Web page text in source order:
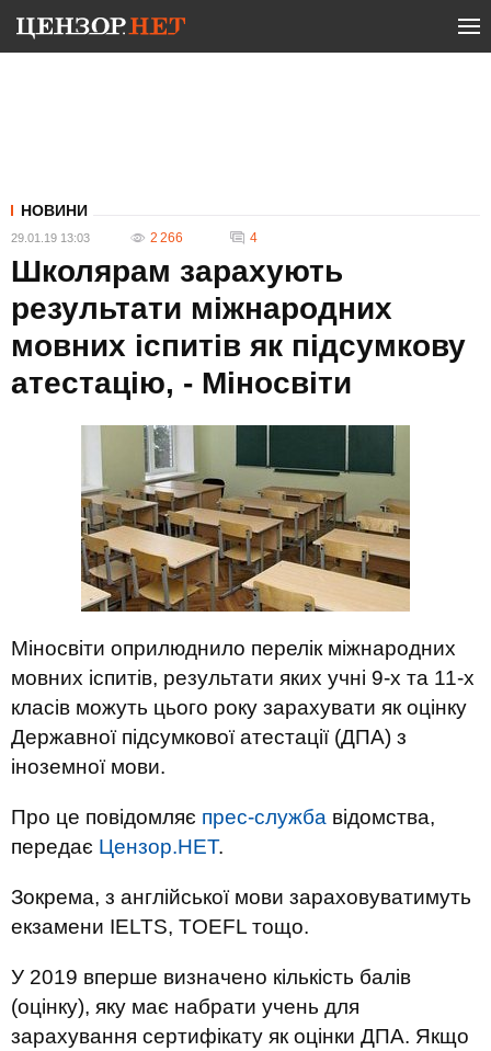
НОВИНИ
29.01.19 13:03 2 266 4
Школярам зарахують
результати міжнародних
мовних іспитів як підсумкову
атестацію, - Міносвіти
Міносвіти оприлюднило перелік міжнародних
мовних іспитів, результати яких учні 9-х та 11-х
класів можуть цього року зарахувати як оцінку
Державної підсумкової атестації (ДПА) з
іноземної мови.
Про це повідомляє прес-служба відомства,
передає Цензор.НЕТ.
Зокрема, з англійської мови зараховуватимуть
екзамени IELTS, TOEFL тощо.
У 2019 вперше визначено кількість балів
(оцінку), яку має набрати учень для
зарахування сертифікату як оцінки ДПА. Якщо